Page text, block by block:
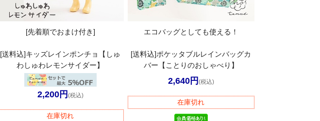
[先着順でおまけ付き]
[送料込]キッズレインポンチョ【しゅ
わしゅわレモンサイダー】
2,200円 (税込)
在庫切れ
エコバッグとしても使える！
[送料込]ポケッタブルレインバッグカ
バー【ことりのおしゃべり】
2,640円 (税込)
在庫切れ